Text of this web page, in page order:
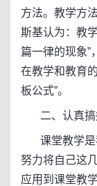
方法。教学方
斯基认为：教
篇一律的现象”
在教学和教育
板公式”。
二、认真搞
课堂教学是
努力将自己这
应用到课堂教